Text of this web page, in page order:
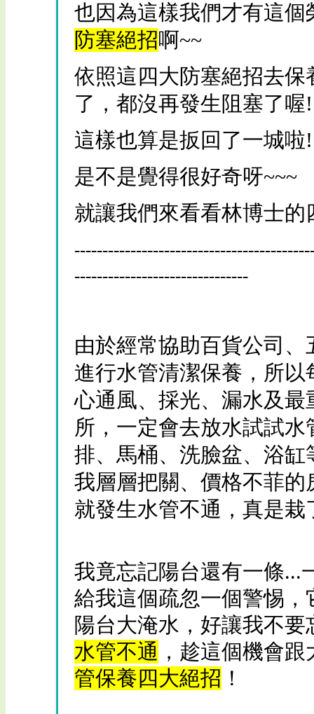
也因為這樣我們才有這
防塞絕招啊~~
依照這四大防塞絕招去
了，都沒再發生阻塞了喔!
這樣也算是扳回了一城啦!
是不是覺得很好奇呀~~~
就讓我們來看看林博士的
-------------------------------
由於經常協助百貨公司
進行水管清潔保養，所
心通風、採光、漏水及
所，一定會去放水試試
排、馬桶、洗臉盆、浴
我層層把關、價格不菲
就發生水管不通，真是栽
我竟忘記陽台還有一條...
給我這個疏忽一個警惕
陽台大淹水，好讓我不
水管不通 ，趁這個機會
管保養四大絕招 ！